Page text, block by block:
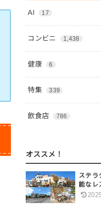
AI 17
コンビニ 1,438
健康 6
特集 339
飲食店 786
オススメ！
ステラ
能なレ